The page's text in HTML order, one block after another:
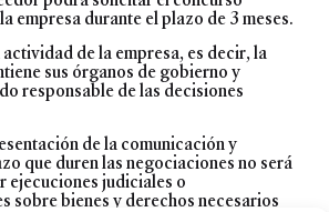
empresa durante el plazo de 3 meses.
de la empresa, es decir, la
sus órganos de gobierno y
responsable de las decisiones
de la comunicación y
que duren las negociaciones no será
ejecuciones judiciales o
sobre bienes y derechos necesarios